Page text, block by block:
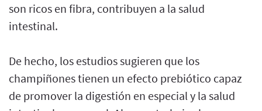
son ricos en fibra, contribuyen a la salud
intestinal.
De hecho, los estudios sugieren que los
champiñones tienen un efecto prebiótico capaz
de promover la digestión en especial y la salud